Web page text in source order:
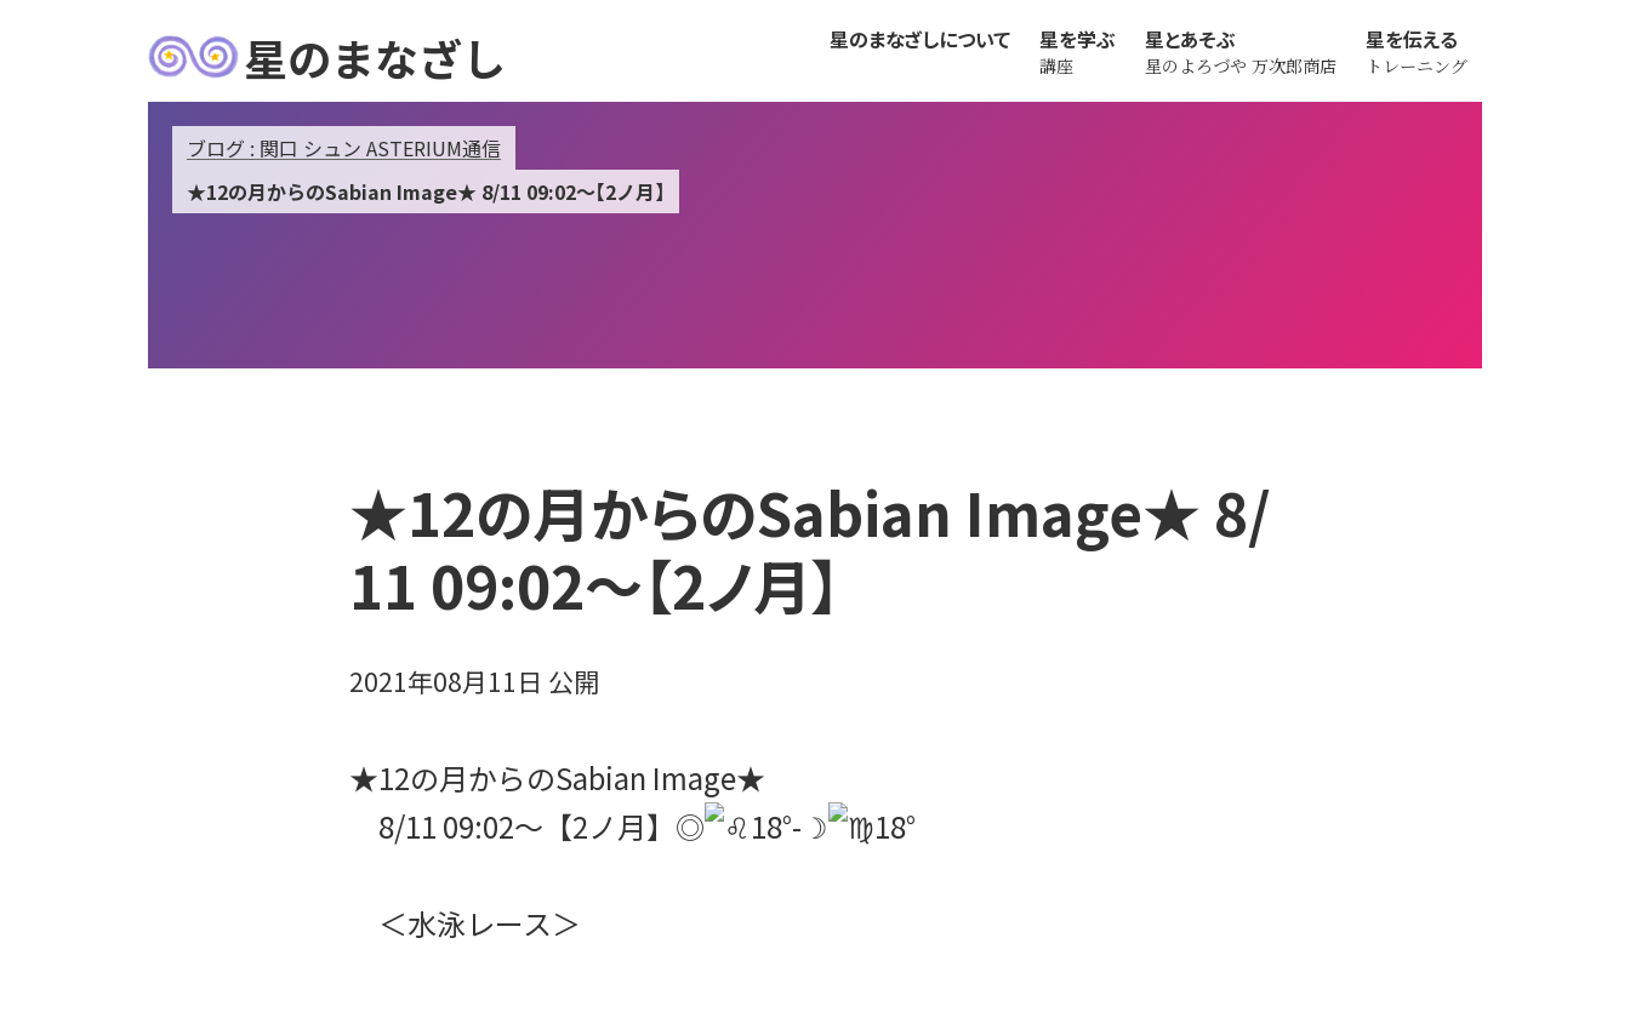
星のまなざし 星のまなざしについて 星を学ぶ
講座
星とあそぶ
星のよろづや 万次郎商店
星を伝える
トレーニング
ブログ : 関口 シュン ASTERIUM通信
★12の月からのSabian Image★ 8/11 09:02～【2ノ月】
★12の月からのSabian Image★ 8/
11 09:02～【2ノ月】
2021年08月11日 公開
★12の月からのSabian Image★
8/11 09:02～【2ノ月】◎
18°-☽ 18°
＜水泳レース＞